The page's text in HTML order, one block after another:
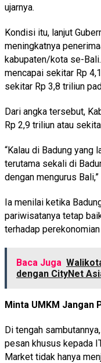
ujarnya.
Kondisi itu, lanjut
meningkatnya
kabupaten/kota se-
mencapai sekitar Rp
sekitar Rp 3,8 triliun
Dari angka tersebut,
Rp 2,9 triliun atau
“Kalau di Badung yang
terutama sekali di
dengan mengurus
Ia menilai ketika
pariwisatanya tetap
terhadap
Baca Juga
dengan CityNet
Minta UMKM Jangan
Di tengah
pesan khusus kepada
Market tidak hanya